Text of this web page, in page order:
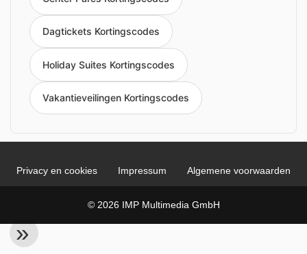
Dagtickets Kortingscodes
Holiday Suites Kortingscodes
Vakantieveilingen Kortingscodes
Privacy en cookies Impressum Algemene voorwaarden
© 2026 IMP Multimedia GmbH